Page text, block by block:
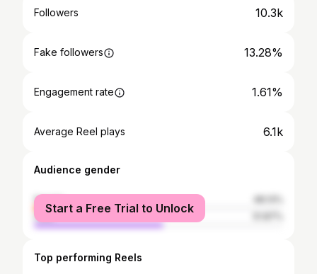
Followers 10.3k
Fake followers 13.28%
Engagement rate 1.61%
Average Reel plays 6.1k
Audience gender
female
male
Start a Free Trial to Unlock
Top performing Reels